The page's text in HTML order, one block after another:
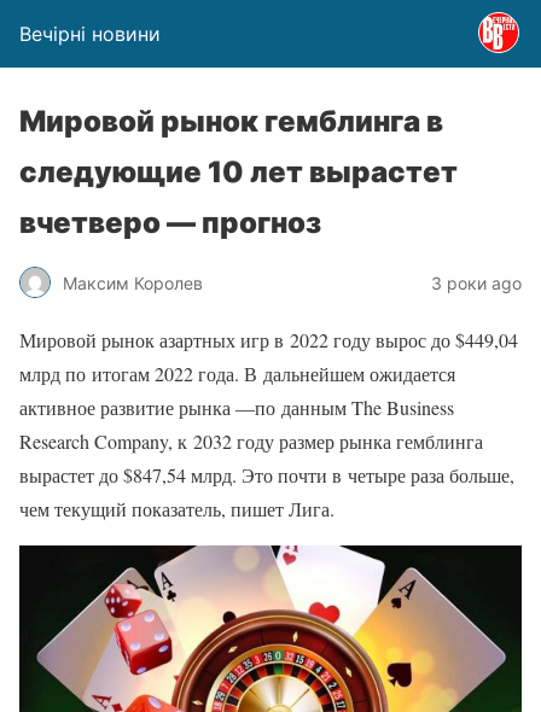
Вечірні новини
Мировой рынок гемблинга в
следующие 10 лет вырастет
вчетверо — прогноз
Максим Королев 3 роки ago
Мировой рынок азартных игр в 2022 году вырос до $449,04
млрд по итогам 2022 года. В дальнейшем ожидается
активное развитие рынка ―по данным The Business
Research Company, к 2032 году размер рынка гемблинга
вырастет до $847,54 млрд. Это почти в четыре раза больше,
чем текущий показатель, пишет Лига.